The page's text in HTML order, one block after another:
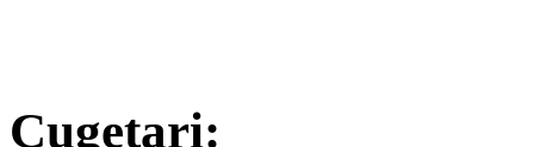
Cugetari: